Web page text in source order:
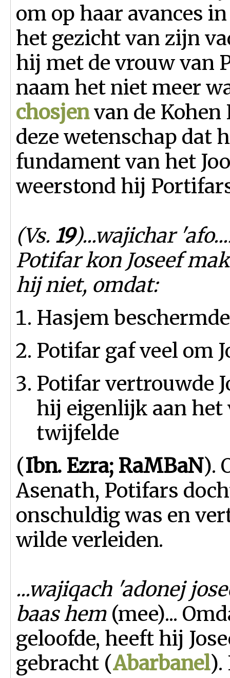
om op haar avances
het gezicht van zijn
hij met de vrouw van
naam het niet meer
chosjenvan de
deze wetenschap dat
fundament van het
weerstond hij
(Vs. 19)...wajichar
Potifar kon Joseef
hij niet, omdat:
Hasjem
Potifar gaf veel om
Potifar vertrouwde
hij eigenlijk aan
twijfelde
(Ibn. Ezra; RaMBaN).
Asenath, Potifars
onschuldig was en
wilde verleiden.
...wajiqach 'adonej
baas hem(mee)...
geloofde, heeft hij
gebracht (Abarbanel).